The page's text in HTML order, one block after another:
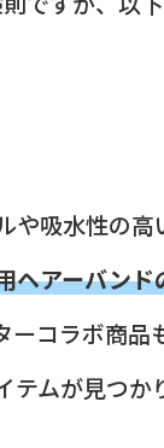
や吸水性の高
ヘアーバンド
ーコラボ商品
テムが見つか